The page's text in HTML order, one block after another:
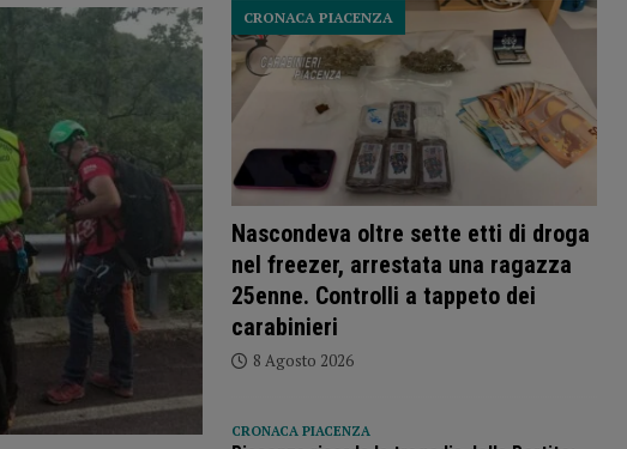
Nascondeva oltre sette etti di droga
nel freezer, arrestata una ragazza
25enne. Controlli a tappeto dei
carabinieri
CRONACA PIACENZA
8 Agosto 2026
CRONACA PIACENZA